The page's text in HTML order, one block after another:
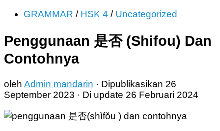
GRAMMAR / HSK 4 / Uncategorized
Penggunaan 是否 (Shifou) Dan
Contohnya
oleh Admin mandarin · Dipublikasikan 26
September 2023 · Di update 26 Februari 2024